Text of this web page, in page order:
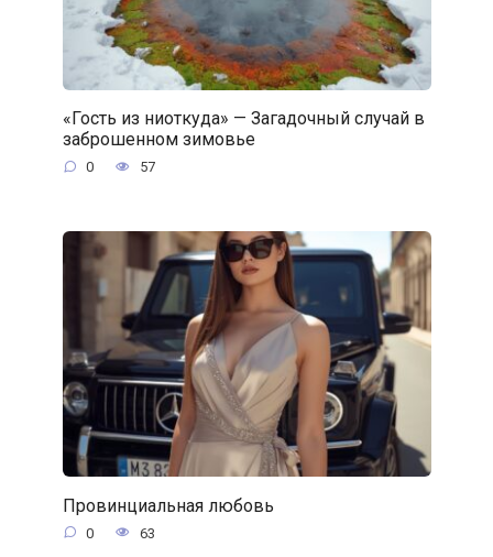
«Гость из ниоткуда» — Загадочный случай в
заброшенном зимовье
0 57
Провинциальная любовь
0 63